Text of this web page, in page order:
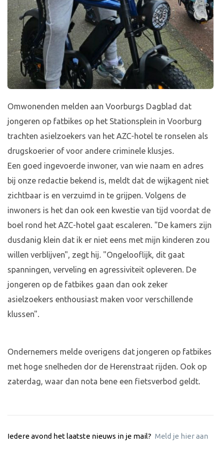
Omwonenden melden aan Voorburgs Dagblad dat
jongeren op fatbikes op het Stationsplein in Voorburg
trachten asielzoekers van het AZC-hotel te ronselen als
drugskoerier of voor andere criminele klusjes.
Een goed ingevoerde inwoner, van wie naam en adres
bij onze redactie bekend is, meldt dat de wijkagent niet
zichtbaar is en verzuimd in te grijpen. Volgens de
inwoners is het dan ook een kwestie van tijd voordat de
boel rond het AZC-hotel gaat escaleren. "De kamers zijn
dusdanig klein dat ik er niet eens met mijn kinderen zou
willen verblijven", zegt hij. "Ongelooflijk, dit gaat
spanningen, verveling en agressiviteit opleveren. De
jongeren op de fatbikes gaan dan ook zeker
asielzoekers enthousiast maken voor verschillende
klussen".
Ondernemers melde overigens dat jongeren op fatbikes
met hoge snelheden dor de Herenstraat rijden. Ook op
zaterdag, waar dan nota bene een fietsverbod geldt.
Iedere avond het laatste nieuws in je mail? Meld je hier aan